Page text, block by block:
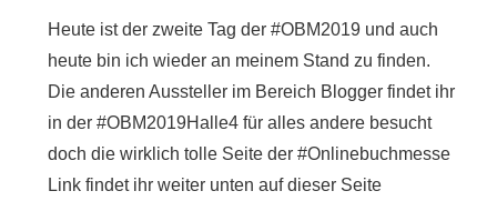
Heute ist der zweite Tag der #OBM2019 und auch
heute bin ich wieder an meinem Stand zu finden.
Die anderen Aussteller im Bereich Blogger findet ihr
in der #OBM2019Halle4 für alles andere besucht
doch die wirklich tolle Seite der #Onlinebuchmesse
Link findet ihr weiter unten auf dieser Seite